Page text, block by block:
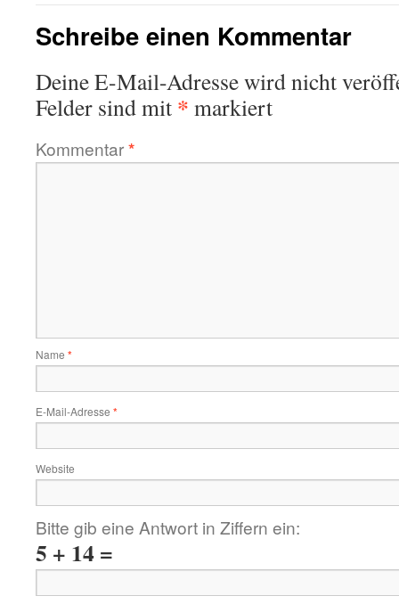
Schreibe einen Kommentar
Deine E-Mail-Adresse wird nicht
Felder sind mit * markiert
Kommentar*
Name *
E-Mail-Adresse *
Website
Bitte gib eine Antwort in Ziffern ein:
5 + 14 =